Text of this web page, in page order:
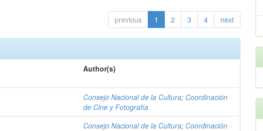
previous 1 2 3 4 next
Author(s)
Consejo Nacional de la Cultura; Coordinación
de Cine y Fotografía
Consejo Nacional de la Cultura; Coordinación